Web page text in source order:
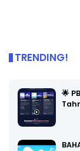
TRENDING!
🌟